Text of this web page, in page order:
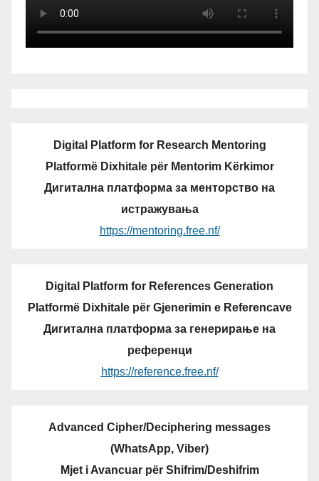
Digital Platform for Research Mentoring
Platformë Dixhitale për Mentorim Kërkimor
Дигитална платформа за менторство на
истражувања
https://mentoring.free.nf/
Digital Platform for References Generation
Platformë Dixhitale për Gjenerimin e Referencave
Дигитална платформа за генерирање на
референци
https://reference.free.nf/
Advanced Cipher/Deciphering messages
(WhatsApp, Viber)
Mjet i Avancuar për Shifrim/Deshifrim